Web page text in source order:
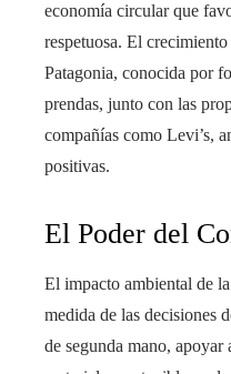
economía circular que
respetuosa. El
Patagonia, conocida por
prendas, junto con las
compañías como Levi’s,
positivas.
El Poder del
El impacto ambiental de
medida de las decisiones
de segunda mano, apoyar